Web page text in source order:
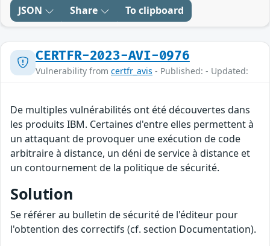
JSON Share To clipboard
CERTFR-2023-AVI-0976
Vulnerability from certfr_avis - Published: - Updated:
De multiples vulnérabilités ont été découvertes dans
les produits IBM. Certaines d'entre elles permettent à
un attaquant de provoquer une exécution de code
arbitraire à distance, un déni de service à distance et
un contournement de la politique de sécurité.
Solution
Se référer au bulletin de sécurité de l'éditeur pour
l'obtention des correctifs (cf. section Documentation).